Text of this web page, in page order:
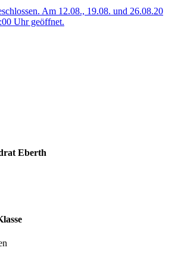
Am 12.08., 19.08. und 26.08.20
Uhr geöffnet.
Eberth